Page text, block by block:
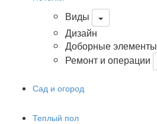
Виды
Дизайн
Доборные элементы
Ремонт и операции
Сад и огород
Теплый пол